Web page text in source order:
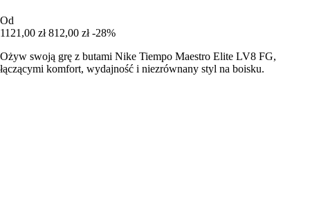
Od
1121,00 zł 812,00 zł -28%
Ożyw swoją grę z butami Nike Tiempo Maestro Elite LV8 FG,
łączącymi komfort, wydajność i niezrównany styl na boisku.